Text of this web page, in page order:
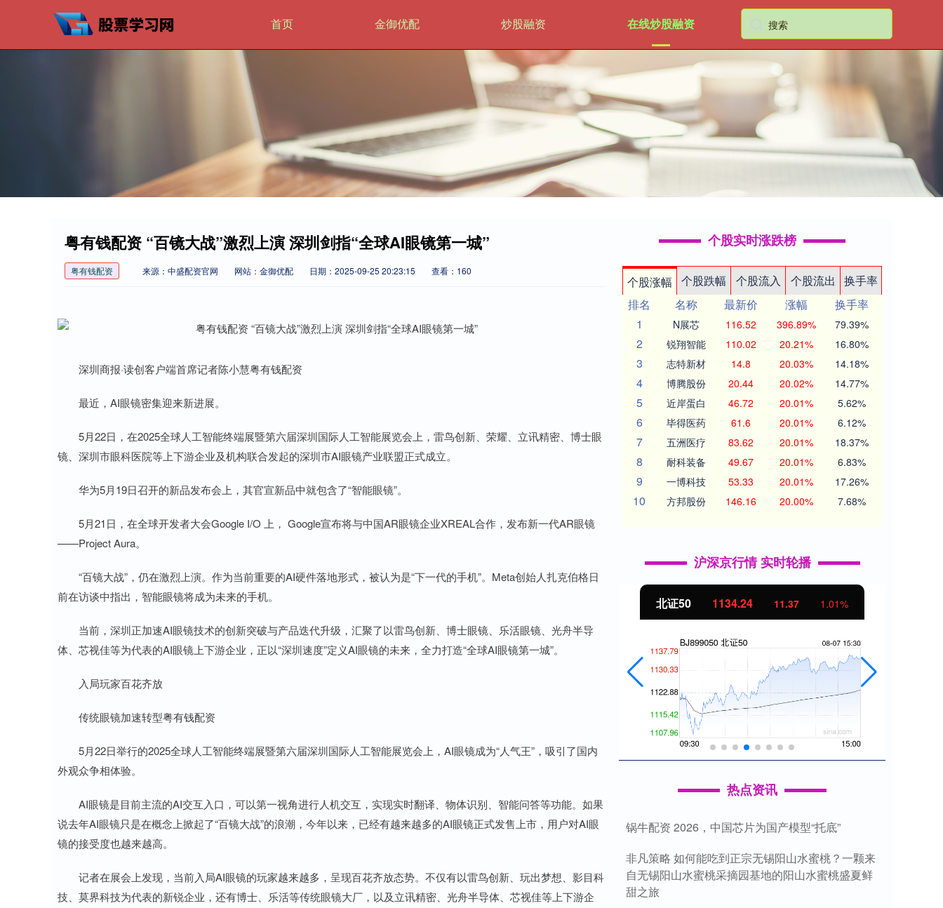
首页 金御优配 炒股融资 在线炒股融资
粤有钱配资 “百镜大战”激烈上演 深圳剑指“全球AI眼镜第一城”
粤有钱配资 来源：中盛配资官网 网站：金御优配 日期：2025-09-25 20:23:15 查看：160
深圳商报·读创客户端首席记者陈小慧粤有钱配资
最近，AI眼镜密集迎来新进展。
5月22日，在2025全球人工智能终端展暨第六届深圳国际人工智能展览会上，雷鸟创新、荣耀、立讯精密、博士眼
镜、深圳市眼科医院等上下游企业及机构联合发起的深圳市AI眼镜产业联盟正式成立。
华为5月19日召开的新品发布会上，其官宣新品中就包含了“智能眼镜”。
5月21日，在全球开发者大会Google I/O 上， Google宣布将与中国AR眼镜企业XREAL合作，发布新一代AR眼镜
——Project Aura。
“百镜大战”，仍在激烈上演。作为当前重要的AI硬件落地形式，被认为是“下一代的手机”。Meta创始人扎克伯格日
前在访谈中指出，智能眼镜将成为未来的手机。
当前，深圳正加速AI眼镜技术的创新突破与产品迭代升级，汇聚了以雷鸟创新、博士眼镜、乐活眼镜、光舟半导
体、芯视佳等为代表的AI眼镜上下游企业，正以“深圳速度”定义AI眼镜的未来，全力打造“全球AI眼镜第一城”。
入局玩家百花齐放
传统眼镜加速转型粤有钱配资
5月22日举行的2025全球人工智能终端展暨第六届深圳国际人工智能展览会上，AI眼镜成为“人气王”，吸引了国内
外观众争相体验。
AI眼镜是目前主流的AI交互入口，可以第一视角进行人机交互，实现实时翻译、物体识别、智能问答等功能。如果
说去年AI眼镜只是在概念上掀起了“百镜大战”的浪潮，今年以来，已经有越来越多的AI眼镜正式发售上市，用户对AI眼
镜的接受度也越来越高。
记者在展会上发现，当前入局AI眼镜的玩家越来越多，呈现百花齐放态势。不仅有以雷鸟创新、玩出梦想、影目科
技、莫界科技为代表的新锐企业，还有博士、乐活等传统眼镜大厂，以及立讯精密、光舟半导体、芯视佳等上下游企
个股实时涨跌榜
个股涨幅 个股跌幅 个股流入 个股流出
换手率
排名
名称 最新价 涨幅
换手率
1
N展芯 116.52 396.89% 79.39%
2 锐翔智能 110.02 20.21% 16.80%
3 志特新材 14.8 20.03% 14.18%
4 博腾股份 20.44 20.02% 14.77%
5 近岸蛋白 46.72 20.01% 5.62%
6 毕得医药 61.6 20.01% 6.12%
7 五洲医疗 83.62 20.01% 18.37%
8 耐科装备 49.67 20.01% 6.83%
9 一博科技 53.33 20.01% 17.26%
10 方邦股份 146.16 20.00% 7.68%
沪深京行情 实时轮播
深证成指 14311.01 200.89 北证50 1134.24 11.37 1.01%
热点资讯
锅牛配资 2026，中国芯片为国产模型“托底”
非凡策略 如何能吃到正宗无锡阳山水蜜桃？一颗来
自无锡阳山水蜜桃采摘园基地的阳山水蜜桃盛夏鲜
甜之旅